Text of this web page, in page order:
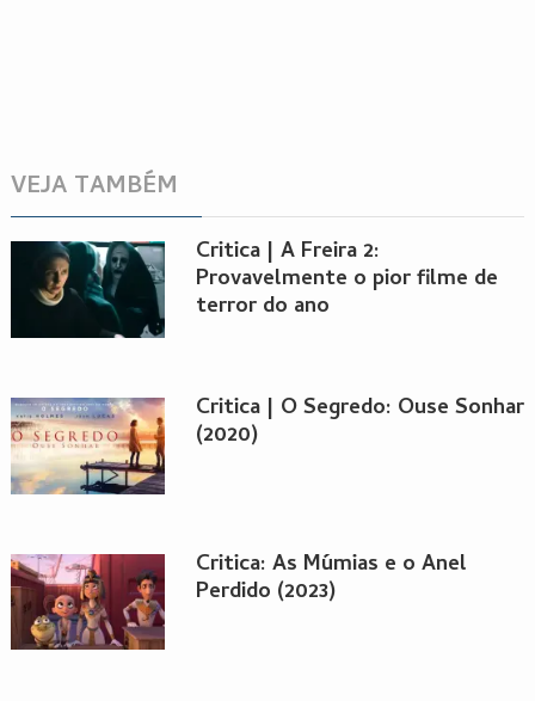
VEJA TAMBÉM
Critica | A Freira 2:
Provavelmente o pior filme de
terror do ano
Critica | O Segredo: Ouse Sonhar
(2020)
Critica: As Múmias e o Anel
Perdido (2023)